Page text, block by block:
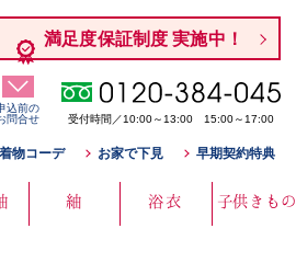
満足度保証制度 実施中！
込前の
問合せ
受付時間／10:00～13:00 15:00～17:00
物コーデ お家で下見 早期契約特典
紬 浴衣 子供きもの